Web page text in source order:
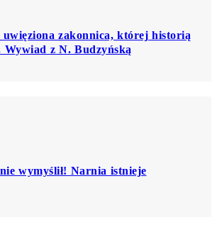
zakonnica, której historią
Wywiad z N. Budzyńską
wymyślił! Narnia istnieje